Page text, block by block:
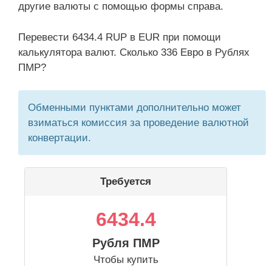
другие валюты с помощью формы справа.
Перевести 6434.4 RUP в EUR при помощи
калькулятора валют. Сколько 336 Евро в Рублях
ПМР?
Обменными пунктами дополнительно может
взиматься комиссия за проведение валютной
конвертации.
Требуется
6434.4
Рубля ПМР
Чтобы купить